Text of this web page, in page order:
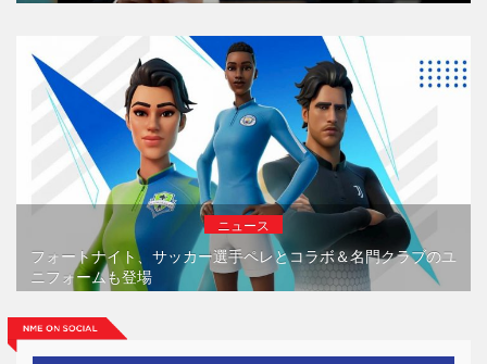
ニュース
フォートナイト、サッカー選手ペレとコラボ＆名門クラブのユ
ニフォームも登場